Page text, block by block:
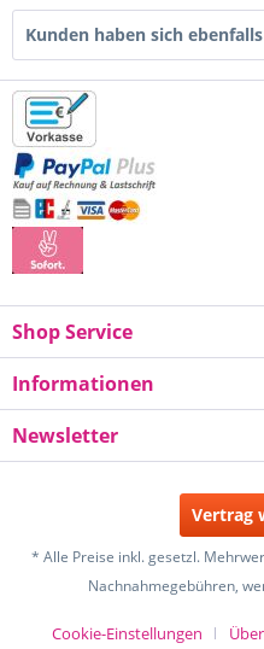
Kunden haben sich
Shop Service
Informationen
Newsletter
Vertrag
* Alle Preise inkl. gesetzl.
Nachnahmegebühren,
Cookie-Einstellungen